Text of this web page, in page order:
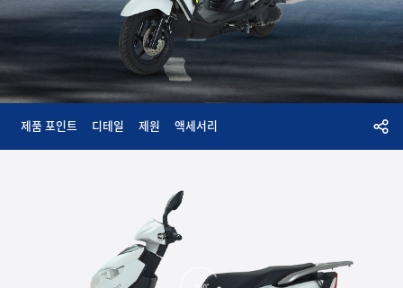
제품 포인트 디테일 제원 액세서리